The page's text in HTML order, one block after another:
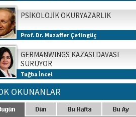
PSİKOLOJİK OKURYAZARLIK
Prof. Dr. Muzaffer Çetingüç
GERMANWINGS KAZASI DAVASI
SÜRÜYOR
Tuğba İncel
OKUNANLAR